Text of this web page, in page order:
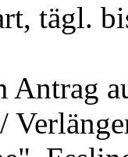
tägl.
Antrag